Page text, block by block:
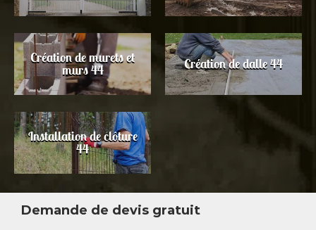
Création de murets et
murs 44 Création de dalle 44
Installation de clôture
44
Demande de devis gratuit